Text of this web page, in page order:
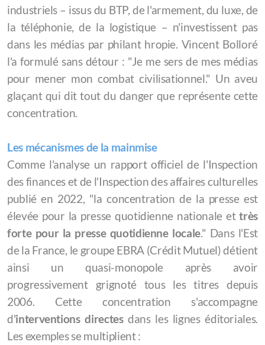
industriels – issus du BTP, de l'armement, du luxe, de
la téléphonie, de la logistique – n'investissent pas
dans les médias par philant hropie. Vincent Bolloré
l'a formulé sans détour : "Je me sers de mes médias
pour mener mon combat civilisationnel." Un aveu
glaçant qui dit tout du danger que représente cette
concentration.
Les mécanismes de la mainmise
Comme l'analyse un rapport officiel de l'Inspection
des finances et de l'Inspection des affaires culturelles
publié en 2022, "la concentration de la presse est
élevée pour la presse quotidienne nationale ettrès
forte pour la presse quotidienne locale." Dans l'Est
de la France, le groupe EBRA (Crédit Mutuel) détient
ainsi un quasi-monopole après avoir
progressivement grignoté tous les titres depuis
2006. Cette concentration s'accompagne
d'interventions directesdans les lignes éditoriales.
Les exemples se multiplient :